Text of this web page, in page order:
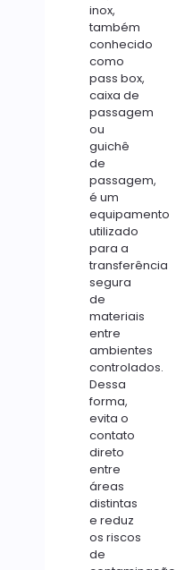
inox,
também
conhecido
como
pass box,
caixa de
passagem
ou
guichê
de
passagem,
é um
equipamento
utilizado
para a
transferência
segura
de
materiais
entre
ambientes
controlados.
Dessa
forma,
evita o
contato
direto
entre
áreas
distintas
e reduz
os riscos
de